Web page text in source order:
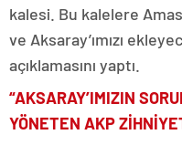
kalesi. Bu kalelere
ve Aksaray’ımızı
açıklamasını yaptı.
“AKSARAY’IMIZIN
YÖNETEN AKP